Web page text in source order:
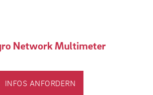
Network Multimeter
INFOS ANFORDERN